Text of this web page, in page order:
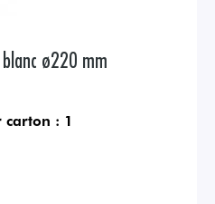
ø220 mm
carton : 1